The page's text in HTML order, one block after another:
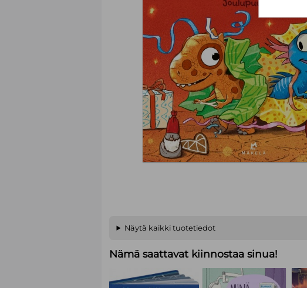
Näytä kaikki tuotetiedot
Nämä saattavat kiinnostaa sinua!